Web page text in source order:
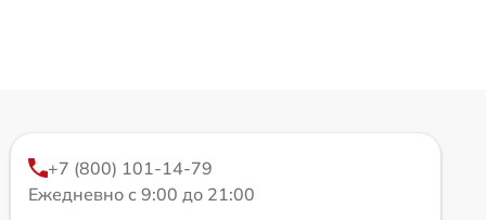
+7 (800) 101-14-79
Ежедневно с 9:00 до 21:00